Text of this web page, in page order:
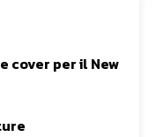
cover per il New